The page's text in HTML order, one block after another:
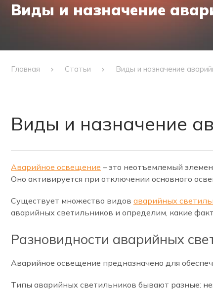
Виды и назначение
Главная Статьи Виды и назначение
Виды и назначение
Аварийное освещение – это неотъемлемый
Оно активируется при отключении основного
Существует множество видов аварийных
аварийных светильников и определим, какие
Разновидности аварийных
Аварийное освещение предназначено для
Типы аварийных светильников бывают разные: